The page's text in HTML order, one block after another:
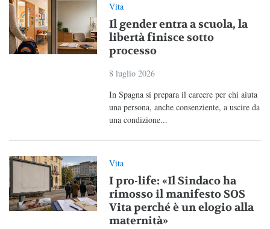
Vita
Il gender entra a scuola, la
libertà finisce sotto
processo
8 luglio 2026
In Spagna si prepara il carcere per chi aiuta
una persona, anche consenziente, a uscire da
una condizione...
Vita
I pro-life: «Il Sindaco ha
rimosso il manifesto SOS
Vita perché è un elogio alla
maternità»